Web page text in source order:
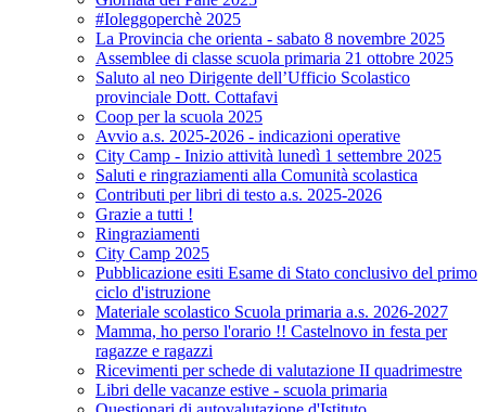
#Ioleggoperchè 2025
La Provincia che orienta - sabato 8 novembre 2025
Assemblee di classe scuola primaria 21 ottobre 2025
Saluto al neo Dirigente dell’Ufficio Scolastico
provinciale Dott. Cottafavi
Coop per la scuola 2025
Avvio a.s. 2025-2026 - indicazioni operative
City Camp - Inizio attività lunedì 1 settembre 2025
Saluti e ringraziamenti alla Comunità scolastica
Contributi per libri di testo a.s. 2025-2026
Grazie a tutti !
Ringraziamenti
City Camp 2025
Pubblicazione esiti Esame di Stato conclusivo del primo
ciclo d'istruzione
Materiale scolastico Scuola primaria a.s. 2026-2027
Mamma, ho perso l'orario !! Castelnovo in festa per
ragazze e ragazzi
Ricevimenti per schede di valutazione II quadrimestre
Libri delle vacanze estive - scuola primaria